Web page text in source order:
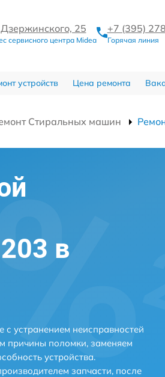
25
сервисного центра Midea
+7 (395)
Горячая линия
устройств Цена ремонта
Стиральных машин
в
устранением неисправностей
причины поломки, заменяем
устройства.
запчасти, после